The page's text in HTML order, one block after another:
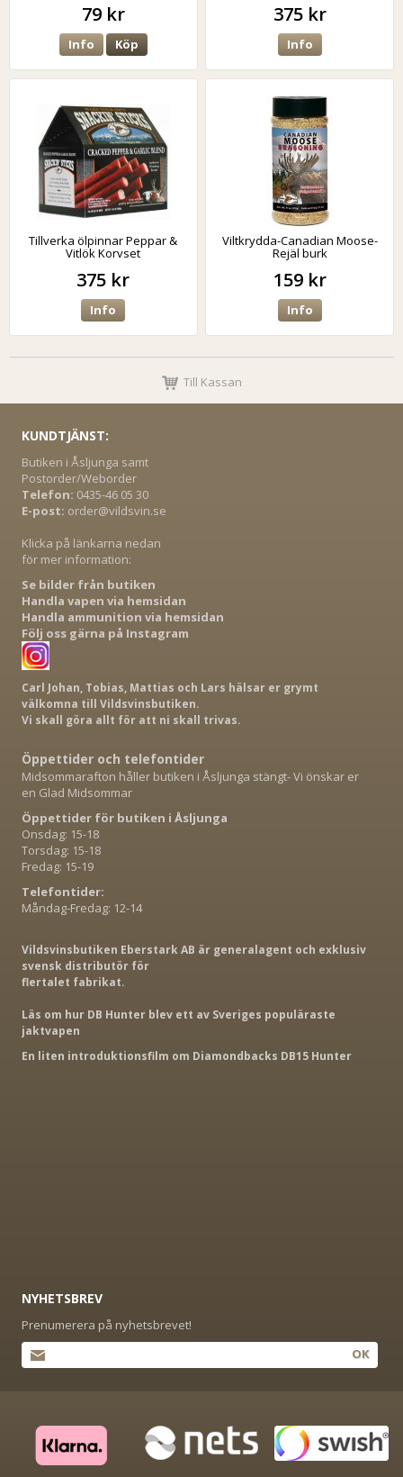
79 kr
Info Köp
375 kr
Info
Tillverka ölpinnar Peppar &
Vitlök Korvset
375 kr
Info
Viltkrydda-Canadian Moose-
Rejäl burk
159 kr
Info
Till Kassan
KUNDTJÄNST:
Butiken i Åsljunga samt
Postorder/Weborder
Telefon: 0435-46 05 30
E-post: order@vildsvin.se
Klicka på länkarna nedan
för mer information:
Se bilder från butiken
Handla vapen via hemsidan
Handla ammunition via hemsidan
Följ oss gärna på Instagram
Carl Johan, Tobias, Mattias och Lars hälsar er grymt
välkomna till Vildsvinsbutiken.
Vi skall göra allt för att ni skall trivas.
Öppettider och telefontider
Midsommarafton håller butiken i Åsljunga stängt- Vi önskar er
en Glad Midsommar
Öppettider för butiken i Åsljunga
Onsdag: 15-18
Torsdag: 15-18
Fredag: 15-19
Telefontider:
Måndag-Fredag: 12-14
Vildsvinsbutiken Eberstark AB är generalagent och exklusiv
svensk distributör för
flertalet fabrikat.
Läs om hur DB Hunter blev ett av Sveriges populäraste
jaktvapen
En liten introduktionsfilm om Diamondbacks DB15 Hunter
NYHETSBREV
Prenumerera på nyhetsbrevet!
OK